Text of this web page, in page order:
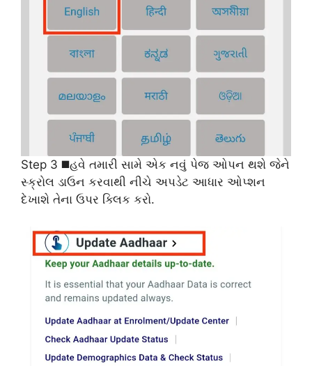
Step 3 ◼️હવે તમારી સામે એક નવું પેજ ઓપન થશે જેને
સ્ક્રોલ ડાઉન કરવાથી નીચે અપડેટ આધાર ઓપ્શન
દેખાશે તેના ઉપર ક્લિક કરો.